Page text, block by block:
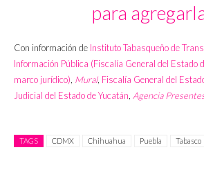
para
Con información de Instituto Tabasqueño de
Información Pública (Fiscalía General del Estado
marco jurídico) Mural, Fiscalía General del
Judicial del Estado de Yucatán Agencia
TAGS CDMX Chihuahua Puebla Tabasco